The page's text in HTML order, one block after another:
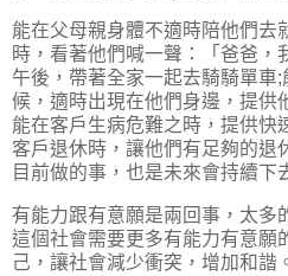
能在父母親身體不適時陪他們去
時，看著他們喊一聲：「爸爸，
午後，帶著全家一起去騎騎單車
候，適時出現在他們身邊，提供
能在客戶生病危難之時，提供快
客戶退休時，讓他們有足夠的
目前做的事，也是未來會持續下
有能力跟有意願是兩回事，太多
這個社會需要更多有能力有意願
己，讓社會減少衝突，增加和諧